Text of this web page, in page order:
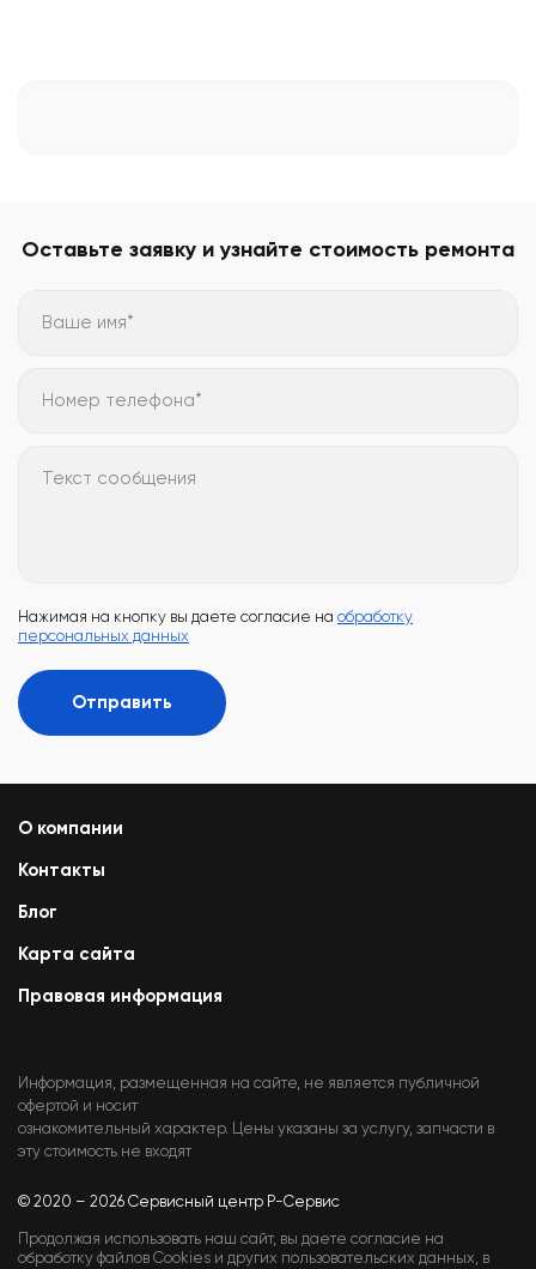
Оставьте заявку и узнайте стоимость ремонта
Ваше имя*
Номер телефона*
Текст сообщения
Нажимая на кнопку вы даете согласие на обработку
персональных данных
Отправить
О компании
Контакты
Блог
Карта сайта
Правовая информация
Информация, размещенная на сайте, не является публичной
офертой и носит
ознакомительный характер. Цены указаны за услугу, запчасти в
эту стоимость не входят
© 2020 – 2026 Сервисный центр Р-Сервис
Продолжая использовать наш сайт, вы даете согласие на
обработку файлов Cookies и других пользовательских данных, в